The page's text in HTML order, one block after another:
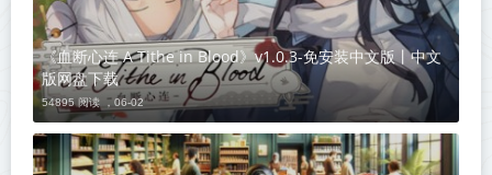
《血断心连 A Tithe in Blood》v1.0.3-免安装中文版丨中文
版网盘下载
54895 阅读 ， 06-02